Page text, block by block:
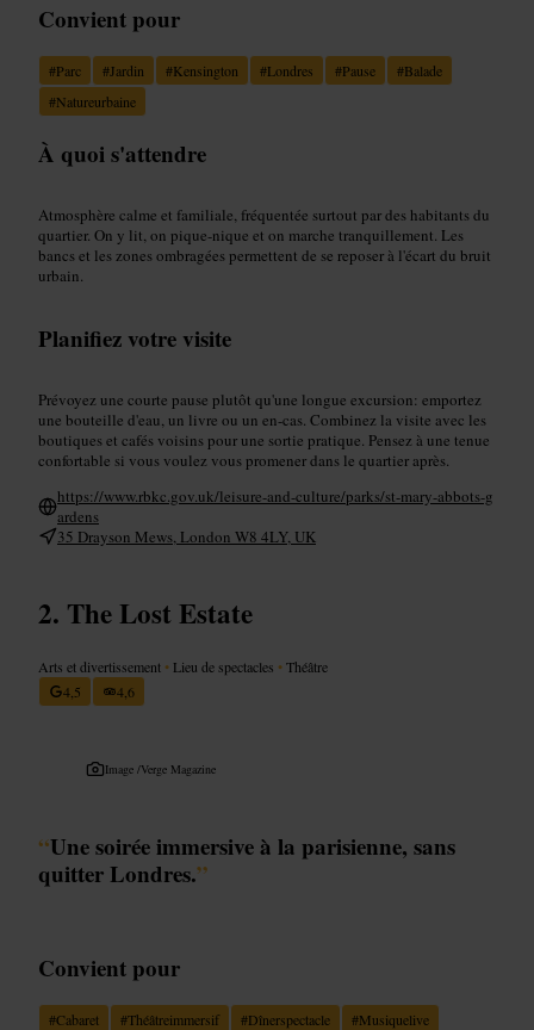
Convient pour
#Parc #Jardin #Kensington #Londres #Pause #Balade
#Natureurbaine
À quoi s'attendre
Atmosphère calme et familiale, fréquentée surtout par des habitants du
quartier. On y lit, on pique-nique et on marche tranquillement. Les
bancs et les zones ombragées permettent de se reposer à l'écart du bruit
urbain.
Planifiez votre visite
Prévoyez une courte pause plutôt qu'une longue excursion: emportez
une bouteille d'eau, un livre ou un en-cas. Combinez la visite avec les
boutiques et cafés voisins pour une sortie pratique. Pensez à une tenue
confortable si vous voulez vous promener dans le quartier après.
https://www.rbkc.gov.uk/leisure-and-culture/parks/st-mary-abbots-g
ardens
35 Drayson Mews, London W8 4LY, UK
The Lost Estate
Arts et divertissement • Lieu de spectacles •Théâtre
4,5
4,6
Image /Verge Magazine
“Une soirée immersive à la parisienne, sans
quitter Londres.”
Convient pour
#Cabaret #Théâtreimmersif #Dînerspectacle #Musiquelive